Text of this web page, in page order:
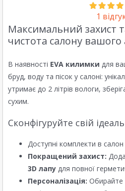
1
Максимальний захист
чистота салону вашого
В наявності EVA килимки для
бруд, воду та пісок у салоні:
утримає до 2 літрів вологи,
сухим.
Сконфігуруйте свій
Доступні комплекти в
Покращений захист:
3D лапу для повної
Персоналізація: Обирайте